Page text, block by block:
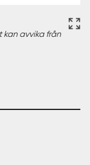
kan avvika från